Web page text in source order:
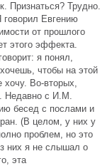
Признаться? Трудно.
говорил Евгению
от прошлого
этого эффекта.
я понял,
чтобы на этой
хочу. Во-вторых,
Недавно с И.М.
бесед с послами и
(В целом, у них у
проблем, но это
них я не слышал о
эта